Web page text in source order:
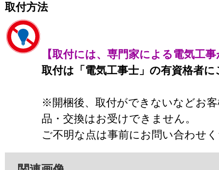
取付方法
【取付には、専門家による電気工
取付は「電気工事士」の有資格者
※開梱後、取付ができないなどお
品・交換はお受けできません。
ご不明な点は事前にお問い合わせ